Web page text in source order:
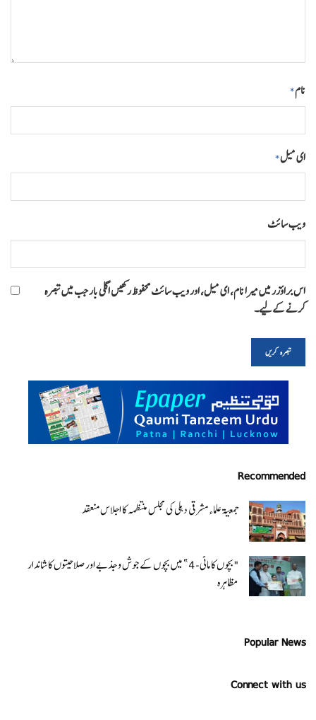
نام*
ای میل*
ویب‌ سائٹ
اس براؤزر میں میرا نام، ای میل، اور ویب سائٹ محفوظ رکھیں اگلی بار جب میں تبصرہ
کرنے کےلیے۔
Recommended
جمعیۃ علماء مشرقی دہلی کی مجلس منتظمہ کا اجلاس منعقد
"بچوں کا ماٹی-4” میں بچوں کے جوش و جذبے اور صلاحیتوں کا شاندار
مظاہرہ
Popular News
Connect with us